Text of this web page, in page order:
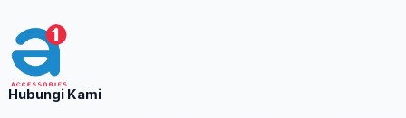
Hubungi Kami